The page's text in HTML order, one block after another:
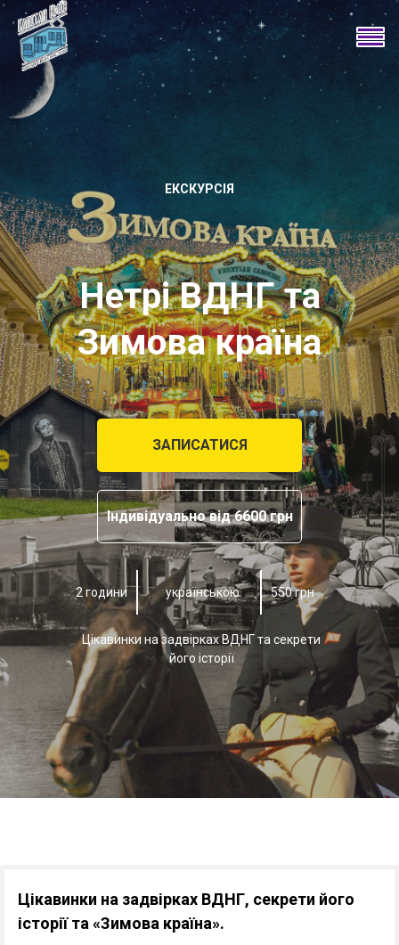
ЕКСКУРСІЯ
Нетрі ВДНГ та
Зимова країна
ЗАПИСАТИСЯ
Індивідуально від 6600 грн
українською
2 години 550 грн
Цікавинки на задвірках ВДНГ та секрети
його історії
Цікавинки на задвірках ВДНГ, секрети його
історії та «Зимова країна».